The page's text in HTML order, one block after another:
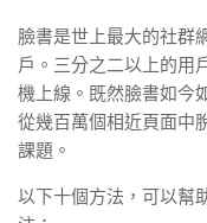
臉書是世上最大的社群
戶。三分之二以上的用
機上線。既然臉書如今
從幾百萬個相近頁面中
課題。
以下十個方法，可以幫